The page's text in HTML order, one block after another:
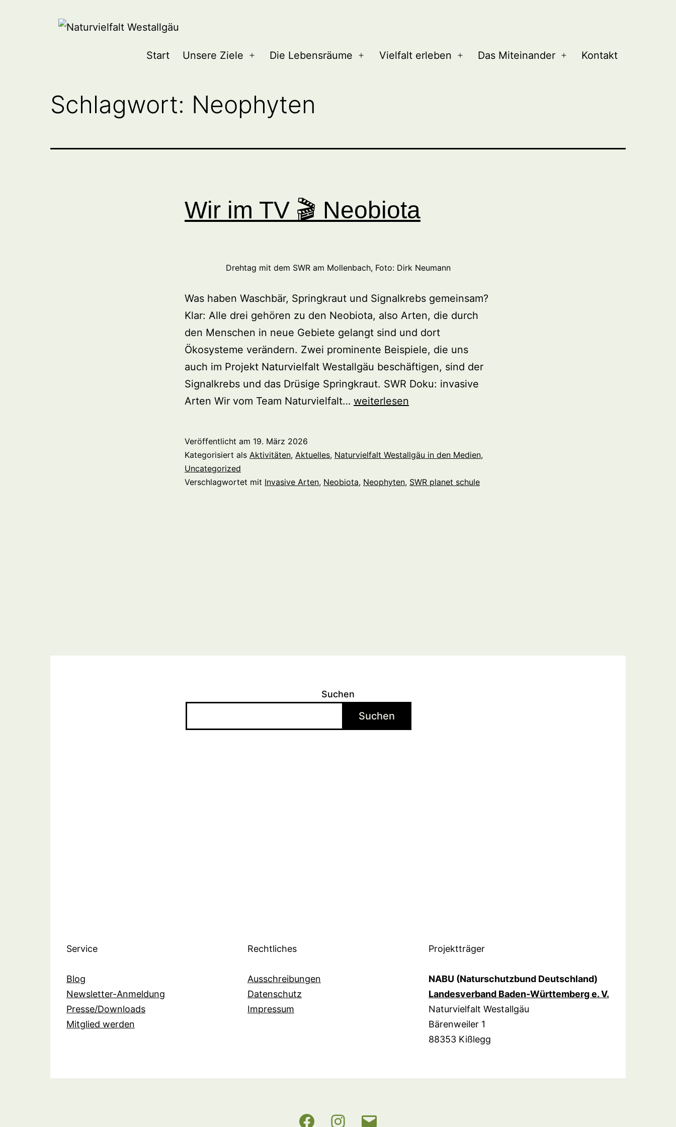
Start Unsere Ziele
Menü
Die Lebensräume
Menü
Vielfalt erleben
Menü
Das Miteinander
Menü
Kontakt
Schlagwort: Neophyten
Wir im TV 🎬 Neobiota
Drehtag mit dem SWR am Mollenbach, Foto: Dirk Neumann
Was haben Waschbär, Springkraut und Signalkrebs gemeinsam?
Klar: Alle drei gehören zu den Neobiota, also Arten, die durch
den Menschen in neue Gebiete gelangt sind und dort
Ökosysteme verändern. Zwei prominente Beispiele, die uns
auch im Projekt Naturvielfalt Westallgäu beschäftigen, sind der
Signalkrebs und das Drüsige Springkraut. SWR Doku: invasive
Arten Wir vom Team Naturvielfalt… Wir
🎬
weiterlesen
Veröffentlicht am 19. März 2026
Kategorisiert als Aktivitäten, Aktuelles, Naturvielfalt Westallgäu in den Medien,
Uncategorized
Verschlagwortet mit Invasive Arten, Neobiota, Neophyten, SWR planet schule
Suchen
Suchen
Service
Blog
Newsletter-Anmeldung
Presse/Downloads
Mitglied werden
Rechtliches
Ausschreibungen
Datenschutz
Impressum
Projektträger
NABU (Naturschutzbund Deutschland)
Landesverband Baden-Württemberg e. V.
Naturvielfalt Westallgäu
Bärenweiler 1
88353 Kißlegg
NABU Instagram